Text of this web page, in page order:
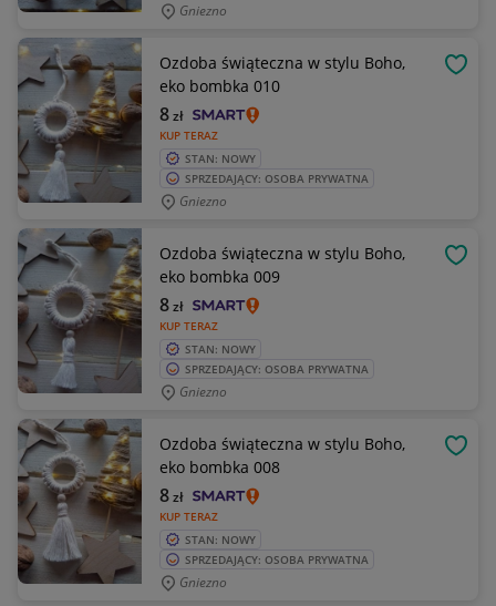
Gniezno
Ozdoba świąteczna w stylu Boho,
eko bombka 010
KUP TERAZ
8zł
STAN: NOWY
SPRZEDAJĄCY: OSOBA PRYWATNA
Gniezno
Ozdoba świąteczna w stylu Boho,
eko bombka 009
KUP TERAZ
8zł
STAN: NOWY
SPRZEDAJĄCY: OSOBA PRYWATNA
Gniezno
Ozdoba świąteczna w stylu Boho,
eko bombka 008
KUP TERAZ
8zł
STAN: NOWY
SPRZEDAJĄCY: OSOBA PRYWATNA
Gniezno